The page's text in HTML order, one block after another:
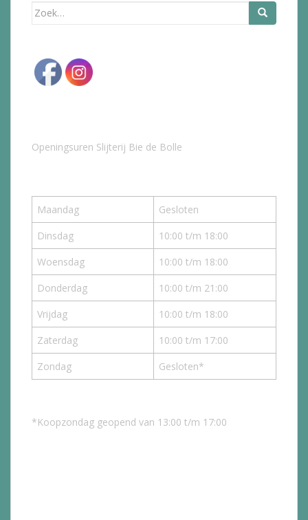
Zoek
Openingsuren Slijterij Bie de Bolle
Maandag
Gesloten
Dinsdag
10:00 t/m 18:00
Woensdag
10:00 t/m 18:00
Donderdag
10:00 t/m 21:00
Vrijdag
10:00 t/m 18:00
Zaterdag
10:00 t/m 17:00
Zondag
Gesloten*
*Koopzondag geopend van 13:00 t/m 17:00